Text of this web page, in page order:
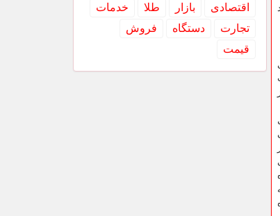
اقتصادی بازار طلا
خدمات
تجارت
دستگاه
فروش
قیمت